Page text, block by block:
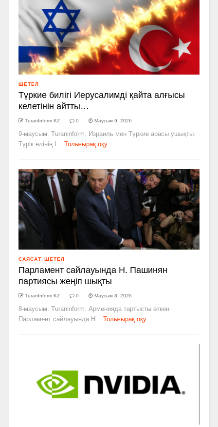
ШЕТЕЛ
Түркие билігі Иерусалимді қайта алғысы
келетінін айтты…
TuranInform KZ 0 Маусым 9, 2026
9-маусым. Turaninform. Израиль мен Түркие арасы ушықты.
Түрік елінің І...
Толығырақ оқу
САЯСАТ ШЕТЕЛ
Парламент сайлауында Н. Пашинян
партиясы жеңіп шықты
TuranInform KZ 0 Маусым 8, 2026
8-маусым. Turaninform. Арменияда тартысты өткен
Парламент сайлауында Н...
Толығырақ оқу